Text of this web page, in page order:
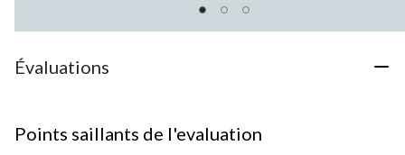
Évaluations
Points saillants de l'evaluation